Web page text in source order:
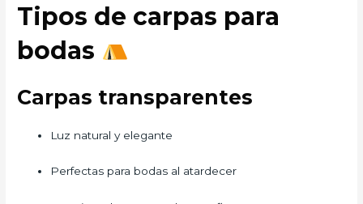
Tipos de carpas para
bodas
Carpas transparentes
Luz natural y elegante
Perfectas para bodas al atardecer